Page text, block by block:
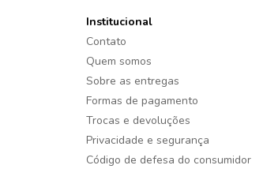
Institucional
Contato
Quem somos
Sobre as entregas
Formas de pagamento
Trocas e devoluções
Privacidade e segurança
Código de defesa do consumidor